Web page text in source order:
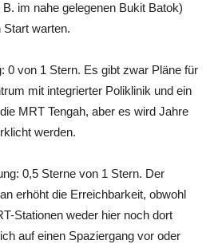
im nahe gelegenen Bukit Batok)
Start warten.
0 von 1 Stern. Es gibt zwar Pläne für
mit integrierter Poliklinik und ein
MRT Tengah, aber es wird Jahre
werden.
0,5 Sterne von 1 Stern. Der
erhöht die Erreichbarkeit, obwohl
Stationen weder hier noch dort
auf einen Spaziergang vor oder